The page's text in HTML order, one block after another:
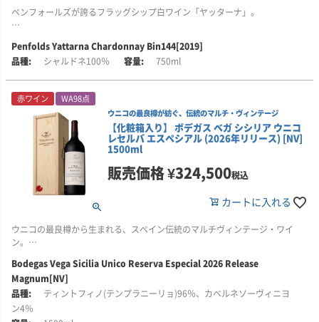
■オーベールについて
マーク・オーベール氏は、25年以上にわたり、カルトワインのワインメーカ
ーとして活躍してきました。ピーター・マイケル、スローン、コルギン、ブ
ライアント・ファミリーなど、数々の名高いブランドを手がけ、その実力を
認められています。
オーベール・ワインズは1999年に設立され、2010年には自社の醸造設備を構
えました。現在は、ナパ・ヴァレー、カーネロス、ソノマ・コーストに位置
する単一畑から、シャルドネとピノ・ノワールを生産しています。
マーク・オーベール氏が追求するシャルドネは、100％フレンチオーク樽で
発酵・熟成され、高い新樽比率を採用しながらも、豊かさとバランスを兼ね
備え、フィネスとエレガンスを体現しています。
そのシャルドネは、マーカッシン、コングスガード、ピーター・マイケル、
キスラーなどと並び、カリフォルニアを代表するワインとして高く評価され
丘陵上部には鉄分を多く含む火山性土壌が見られ、そのほかの区画にはロー
ム質のゴールドリッジ土壌が分布しています。火山性土壌からは、力強い個
性と長期熟成の可能性を備えたブドウが育ち、ゴールドリッジ土壌からは、
豊かで肉感的な質感を持つブドウが生み出されます。
オーベールが契約する区画には、こうした土壌の特徴を生かすために厳選し
たクローンが植えられています。収量は自然に抑えられ、1エーカーあたり約
2トンです。
この畑のブドウはテロワールの個性を豊かに表現し、芯のしっかりとした高
品質なワインを生み出します。
オーベールは、このワインを「カメレオン」と呼んでいます。グラスの中で
時間とともに進化し、さまざまに表情を変えていくためです。冷涼な気候、
多様な土壌、希少なクローンの組み合わせが、万華鏡のように、その土地に
由来するさまざまなニュアンスを映し出します。
■醸造について
ブドウは気温の低い深夜に収穫し、収穫後5～6時間以内に樽へ移すことを目
指します。収穫したブドウは冷蔵車ですぐにワイナリーへ運び、選果・圧搾
した後、フランス産オーク樽に移します。使用する樽は約80％が新樽、残り
の約20％が1年使用した樽です。
自然酵母のみを使用し、約10か月かけてアルコール発酵とマロラクティック
ます。
ブドウは、西オーストラリア州マーガレット・リヴァーの銘醸地ウィリヤブ
ラップにある自社畑から収穫されます。現在、この畑にはシャルドネの区画
が5つあり、ブドウ樹の平均樹齢は30年に達しています。
ピエロ・シャルドネの約90％は、マーガレット・リヴァーで特に優れた成果
を上げているジンジン・クローンのブドウを使用。このクローンは、凝縮感
と複雑味を備えた高品質なシャルドネを生み出すことで知られています。
各区画は、ウィリヤブラップ・ブルックへ向かって傾斜する岩の多い土壌に
位置し、高密植の狭い畝幅で植えられています。畝は西向きおよび北向きに
配置され、果実、葉、枝に十分な日照が得られるよう管理されています。
また、春には風によるダメージを抑え、夏の成熟期にはブドウの風味がしっ
■醸造について
ブドウは手摘みで収穫後、冷却され、手作業で選別されます。その後、やさ
しく全房圧搾し、フレンチオークの小樽で発酵。新樽比率は44％です。
ワインの77％にマロラクティック発酵を行うことで、味わいにまろやかさと
持続性を与えています。熟成は樽で12か月間行い、定期的にバトナージュを
ペンフォールズが誇るフラッグシップ白ワイン「ヤッターナ」。
地から厳選したシャルドネを用いて造られる、ペンフォールズを代表する1本
です。
た。名前はオーストラリア先住民族の言葉で「少しずつ、徐々に」を意味
し、何世代にもわたるペンフォールズのワインメーカーたちが、品質向上を
積み重ねてきた姿勢を表しています。
2019年は、タスマニア、タンバランバ、アデレード・ヒルズのシャルドネを
使用。冷涼産地由来の引き締まった酸とミネラル感、力強い果実味、そして
フレンチオーク由来の複雑味が重なり、力強さと繊細さを兼ね備えた、長期
熟成も期待できるシャルドネに仕上がっています。
色調は、淡く輝きのあるストローイエローに、グリーンのニュアンス。
ルトのようなニュアンスから始まります。そこに、グレープフルーツ、マイ
ヤーレモン、ボスク種の洋梨を思わせる果実の香りが広がります。
さらに、澱やオークに由来する、軽く焦がしたメレンゲ、クレーム・ブリュ
Penfolds Yattarna Chardonnay Bin144[2019]
シャルドネ100％
750ml
赤ワイン WA98点
ウニコの最良樽が紡ぐ、伝統のマルチ・ヴィンテージ
【化粧箱入り】 ボデガス ベガ シシリア ウニコ
レセルバ エスペシアル (2026年リリース) [NV]
1500ml
販売価格¥324,500税込
カートに入れる
ウニコの最良樽から生まれる、スペイン伝統のマルチヴィンテージ・ワイ
ン。
ボデガス・ベガ・シシリア「ウニコ レセルバ・エスペシアル」は、スペイン
ワインの歴史に深い敬意を捧げる、ヴィンテージ表記を持たない特別な赤ワ
インです。
かつてスペインでは、優れたワイナリーが各収穫年のワインとは別に、最良
Bodegas Vega Sicilia Unico Reserva Especial 2026 Release
Magnum[NV]
ティントフィノ(テンプラニーリョ)96％、カベルネソーヴィニヨ
ン4％